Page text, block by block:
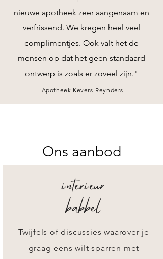
nieuwe apotheek zeer aangenaam en
verfrissend. We kregen heel veel
complimentjes. Ook valt het de
mensen op dat het geen standaard
ontwerp is zoals er zoveel zijn."
- Apotheek Kevers-Reynders -
Ons aanbod
interieur
babbel
Twijfels of discussies waarover je
graag eens wilt sparren met